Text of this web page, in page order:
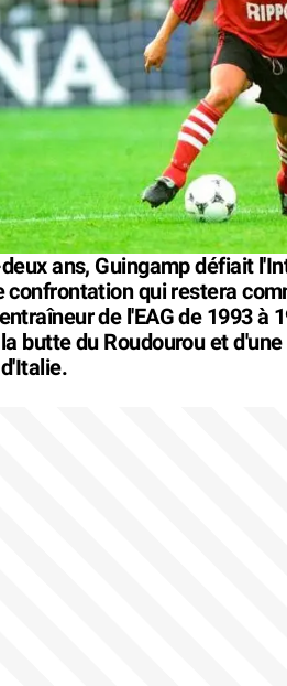
ans, Guingamp défiait
confrontation qui restera
de l'EAG de 1993 à
butte du Roudourou et